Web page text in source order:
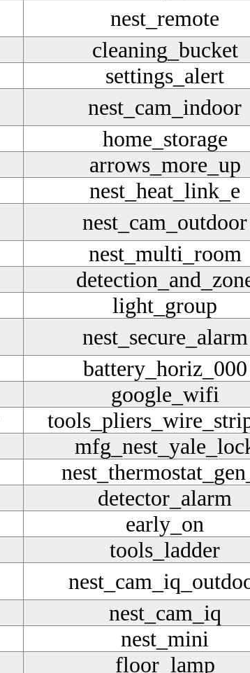
nest_remote
cleaning_bucket
settings_alert
nest_cam_indoor
home_storage
arrows_more_up
nest_heat_link_e
nest_cam_outdoor
nest_multi_room
light_group
nest_secure_alarm
battery_horiz_000
google_wifi
detector_alarm
early_on
tools_ladder
nest_cam_iq
nest_mini
floor_lamp